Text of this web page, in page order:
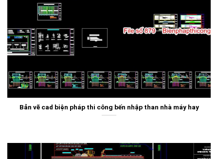
Bản vẽ cad biện pháp thi công bến nhập than nhà máy hay